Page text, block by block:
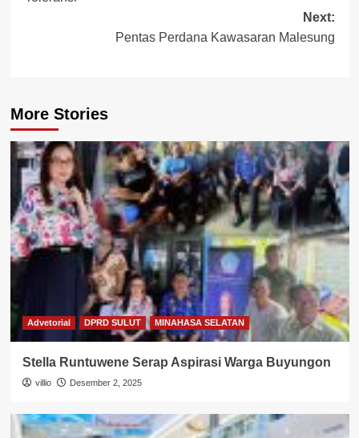
Next:
Pentas Perdana Kawasaran Malesung
More Stories
Advetorial DPRD SULUT MINAHASA SELATAN
Stella Runtuwene Serap Aspirasi Warga Buyungon
villio Desember 2, 2025